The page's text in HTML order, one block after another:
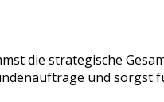
die strategische
und